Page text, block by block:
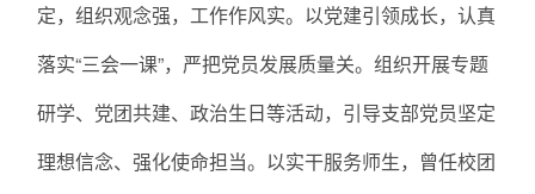
定，组织观念强，工作作风实。以党建引领成长，认真
落实“三会一课”，严把党员发展质量关。组织开展专题
研学、党团共建、政治生日等活动，引导支部党员坚定
理想信念、强化使命担当。以实干服务师生，曾任校团